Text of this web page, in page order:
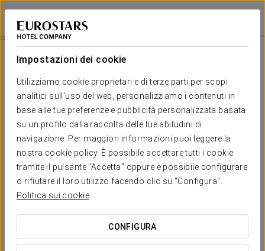
Impostazioni dei cookie
Utilizziamo cookie proprietari e di terze parti per scopi
analitici sull'uso del web, personalizziamo i contenuti in
base alle tue preferenze e pubblicità personalizzata basata
su un profilo dalla raccolta delle tue abitudini di
navigazione. Per maggiori informazioni puoi leggere la
nostra cookie policy. È possibile accettare tutti i cookie
tramite il pulsante "Accetta" oppure è possibile configurare
o rifiutare il loro utilizzo facendo clic su "Configura".
Politica sui cookie
CONFIGURA
Áurea Museum
LISBONA
Esperienza Spa Privata Di Coppia
80 €
Esperienza Spa Privata di Coppia
Per chi desidera rilassarsi insieme in intimità all’Áurea